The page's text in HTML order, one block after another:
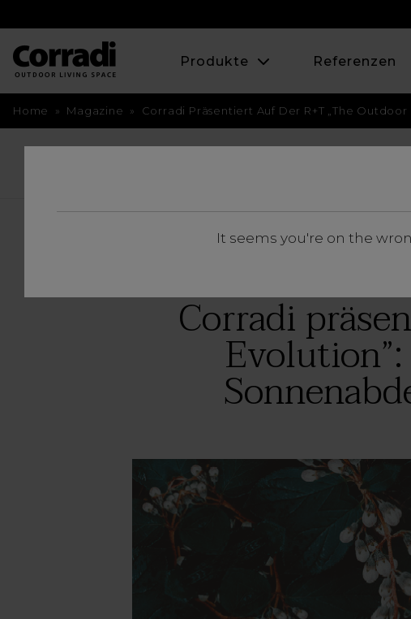
It seems you're on the
Produkte Referenzen
Home » Magazine » Corradi Präsentiert Auf Der R+T „The
Corradi